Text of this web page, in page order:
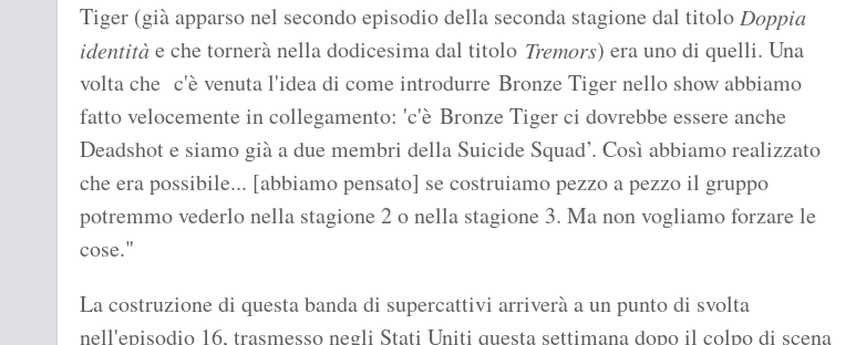
Tiger (già apparso nel secondo episodio della seconda stagione dal titoloDoppia
identitàe che tornerà nella dodicesima dal titolo Tremors) era uno di quelli. Una
volta che c'è venuta l'idea di come introdurre Bronze Tiger nello show abbiamo
fatto velocemente in collegamento: 'c'è Bronze Tiger ci dovrebbe essere anche
Deadshot e siamo già a due membri della Suicide Squad’. Così abbiamo realizzato
che era possibile... [abbiamo pensato] se costruiamo pezzo a pezzo il gruppo
potremmo vederlo nella stagione 2 o nella stagione 3. Ma non vogliamo forzare le
cose."
La costruzione di questa banda di supercattivi arriverà a un punto di svolta
nell'episodio 16, trasmesso negli Stati Uniti questa settimana dopo il colpo di scena